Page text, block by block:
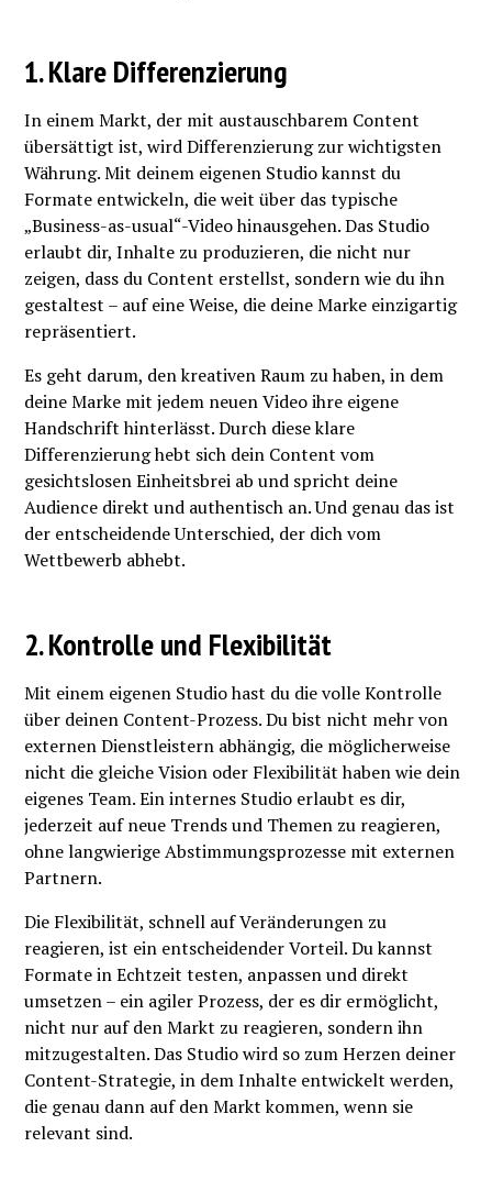
1. Klare Differenzierung
In einem Markt, der mit austauschbarem Content
übersättigt ist, wird Differenzierung zur wichtigsten
Währung. Mit deinem eigenen Studio kannst du
Formate entwickeln, die weit über das typische
„Business-as-usual“-Video hinausgehen. Das Studio
erlaubt dir, Inhalte zu produzieren, die nicht nur
zeigen, dass du Content erstellst, sondern wie du ihn
gestaltest – auf eine Weise, die deine Marke einzigartig
repräsentiert.
Es geht darum, den kreativen Raum zu haben, in dem
deine Marke mit jedem neuen Video ihre eigene
Handschrift hinterlässt. Durch diese klare
Differenzierung hebt sich dein Content vom
gesichtslosen Einheitsbrei ab und spricht deine
Audience direkt und authentisch an. Und genau das ist
der entscheidende Unterschied, der dich vom
Wettbewerb abhebt.
2. Kontrolle und Flexibilität
Mit einem eigenen Studio hast du die volle Kontrolle
über deinen Content-Prozess. Du bist nicht mehr von
externen Dienstleistern abhängig, die möglicherweise
nicht die gleiche Vision oder Flexibilität haben wie dein
eigenes Team. Ein internes Studio erlaubt es dir,
jederzeit auf neue Trends und Themen zu reagieren,
ohne langwierige Abstimmungsprozesse mit externen
Partnern.
Die Flexibilität, schnell auf Veränderungen zu
reagieren, ist ein entscheidender Vorteil. Du kannst
Formate in Echtzeit testen, anpassen und direkt
umsetzen – ein agiler Prozess, der es dir ermöglicht,
nicht nur auf den Markt zu reagieren, sondern ihn
mitzugestalten. Das Studio wird so zum Herzen deiner
Content-Strategie, in dem Inhalte entwickelt werden,
die genau dann auf den Markt kommen, wenn sie
relevant sind.